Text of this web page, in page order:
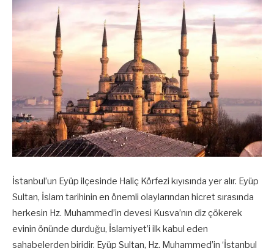
İstanbul’un Eyüp ilçesinde Haliç Körfezi kıyısında yer alır. Eyüp
Sultan, İslam tarihinin en önemli olaylarından hicret sırasında
herkesin Hz. Muhammed’in devesi Kusva’nın diz çökerek
evinin önünde durduğu, İslamiyet’i ilk kabul eden
sahabelerden biridir. Eyüp Sultan, Hz. Muhammed’in ‘İstanbul